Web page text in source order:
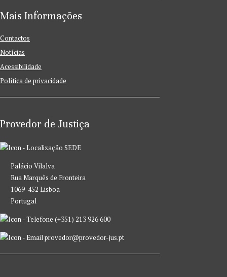
Mais Informações
Contactos
Notícias
Acessibilidade
Política de privacidade
Provedor de Justiça
SEDE
Palácio Vilalva
Rua Marquês de Fronteira
1069-452 Lisboa
Portugal
(+351) 213 926 600
provedor@provedor-jus.pt